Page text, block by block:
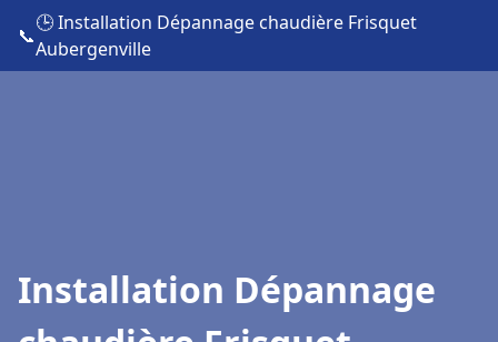
📞
🕒 Installation Dépannage chaudière Frisquet
Aubergenville
Installation Dépannage